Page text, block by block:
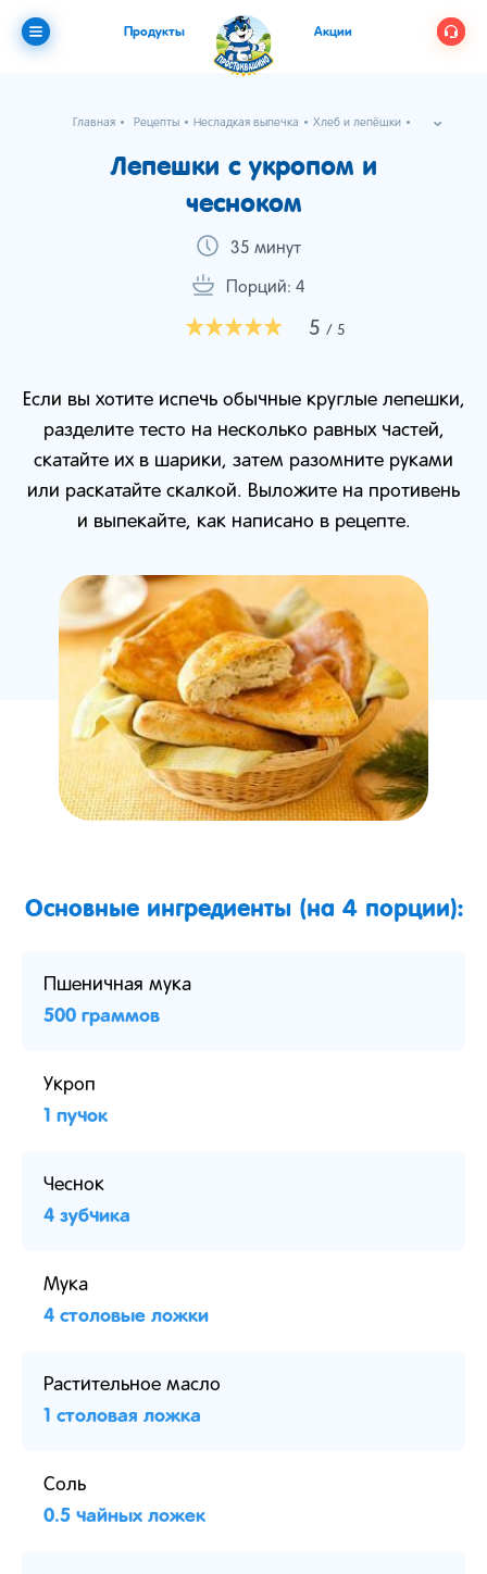
Продукты Акции
Главная Рецепты Несладкая выпечка
Хлеб и лепёшки
Лепешки с укропом и
чесноком
35 минут
Порций: 4
5 / 5
Если вы хотите испечь обычные круглые лепешки,
разделите тесто на несколько равных частей,
скатайте их в шарики, затем разомните руками
или раскатайте скалкой. Выложите на противень
и выпекайте, как написано в рецепте.
Основные ингредиенты (на 4 порции):
Пшеничная мука
500 граммов
Укроп
1 пучок
Чеснок
4 зубчика
Мука
4 столовые ложки
Растительное масло
1 столовая ложка
Соль
0.5 чайных ложек